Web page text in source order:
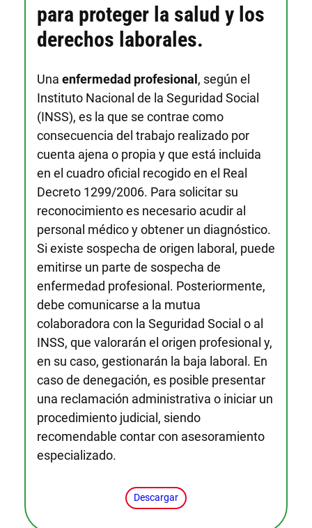
para proteger la salud y los
derechos laborales.
Una enfermedad profesional , según el
Instituto Nacional de la Seguridad Social
(INSS), es la que se contrae como
consecuencia del trabajo realizado por
cuenta ajena o propia y que está incluida
en el cuadro oficial recogido en el Real
Decreto 1299/2006. Para solicitar su
reconocimiento es necesario acudir al
personal médico y obtener un diagnóstico.
Si existe sospecha de origen laboral, puede
emitirse un parte de sospecha de
enfermedad profesional. Posteriormente,
debe comunicarse a la mutua
colaboradora con la Seguridad Social o al
INSS, que valorarán el origen profesional y,
en su caso, gestionarán la baja laboral. En
caso de denegación, es posible presentar
una reclamación administrativa o iniciar un
procedimiento judicial, siendo
recomendable contar con asesoramiento
especializado.
Descargar